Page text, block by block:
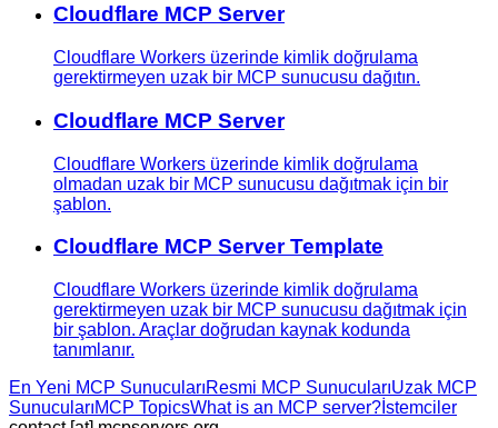
Cloudflare MCP Server
Cloudflare Workers üzerinde kimlik doğrulama
gerektirmeyen uzak bir MCP sunucusu dağıtın.
Cloudflare MCP Server
Cloudflare Workers üzerinde kimlik doğrulama
olmadan uzak bir MCP sunucusu dağıtmak için bir
şablon.
Cloudflare MCP Server Template
Cloudflare Workers üzerinde kimlik doğrulama
gerektirmeyen uzak bir MCP sunucusu dağıtmak için
bir şablon. Araçlar doğrudan kaynak kodunda
tanımlanır.
En Yeni MCP SunucularıResmi MCP SunucularıUzak MCP
SunucularıMCP TopicsWhat is an MCP server? İstemciler